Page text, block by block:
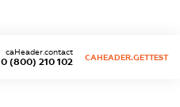
0 (800) 210 102
caHeader.contact
CAHEADER.GETTEST